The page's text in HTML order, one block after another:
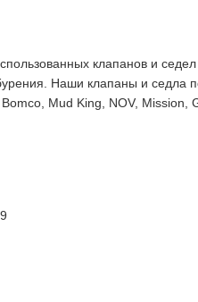
клапанов и
Наши клапаны и седла
Mud King, NOV, Mission,